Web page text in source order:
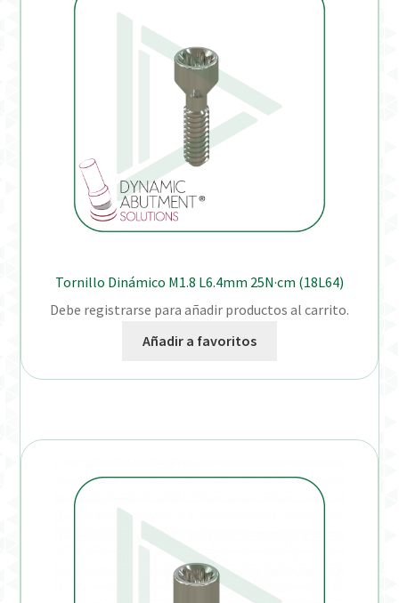
Tornillo Dinámico M1.8 L6.4mm 25N·cm (18L64)
Debe registrarse para añadir productos al carrito.
Añadir a favoritos